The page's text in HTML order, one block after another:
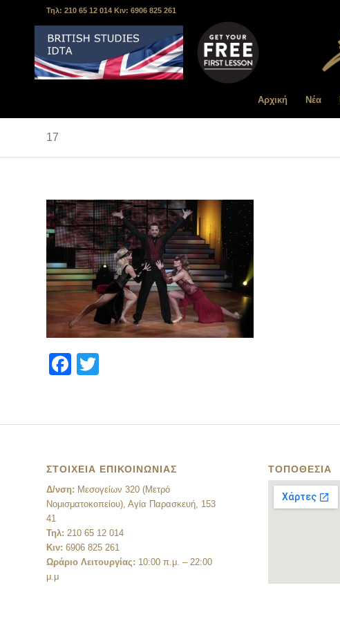
Τηλ: 210 65 12 014 Κιν: 6906 825 261
Αρχική Nέα
17
Facebook
ΣΤΟΙΧΕΙΑ ΕΠΙΚΟΙΝΩΝΙΑΣ
Δ/νση: Μεσογείων 320 (Μετρό
Νομισματοκοπείου), Αγία Παρασκευή, 153
41
Τηλ: 210 65 12 014
Κιν: 6906 825 261
Ωράριο Λειτουργίας: 10:00 π.μ. – 22:00
μ.μ
ΤΟΠΟΘΕΣΙΑ